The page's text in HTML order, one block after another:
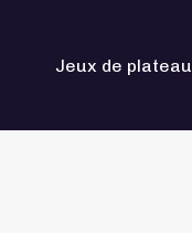
Jeux de plateau